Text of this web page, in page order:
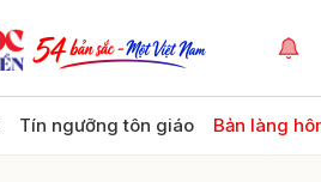
Tín ngưỡng tôn giáo Bản làng